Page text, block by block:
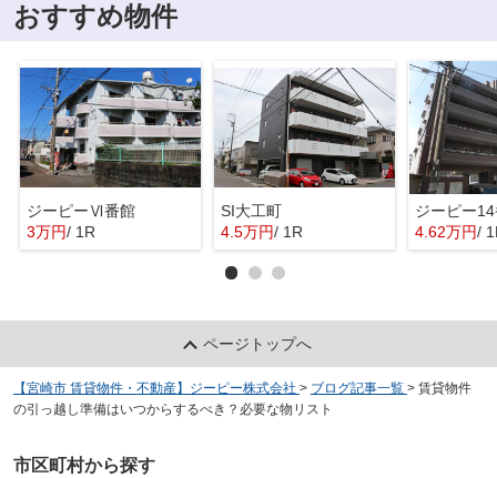
おすすめ物件
ジーピーⅥ番館
3万円/ 1R
SI大工町
4.5万円/ 1R
ジーピー
4.62万円/
ページトップへ
【宮崎市 賃貸物件・不動産】ジーピー株式会社 > ブログ記事一覧 > 賃貸物件
の引っ越し準備はいつからするべき？必要な物リスト
市区町村から探す